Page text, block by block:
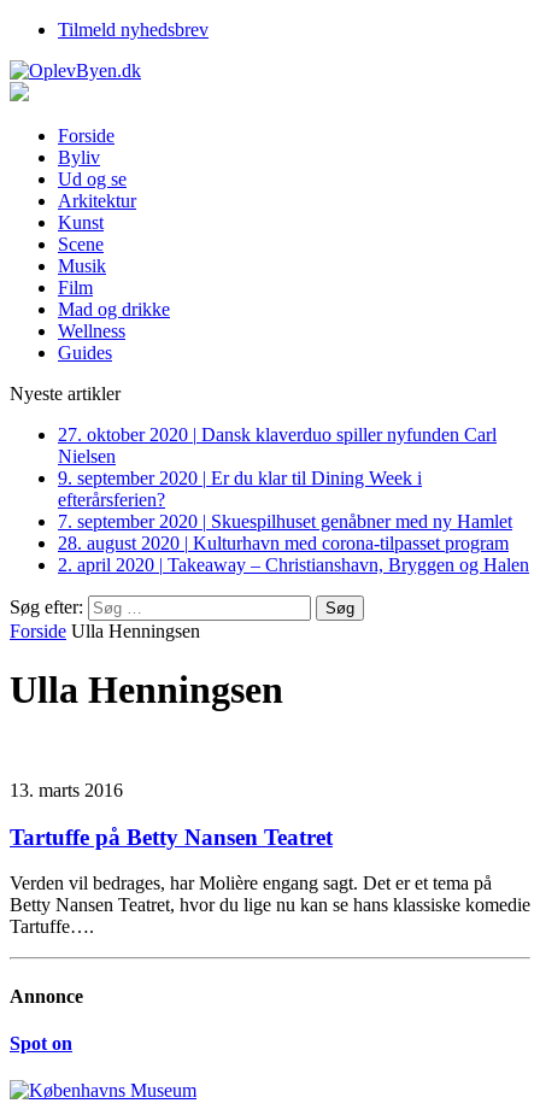
Tilmeld nyhedsbrev
Forside
Byliv
Ud og se
Arkitektur
Kunst
Scene
Musik
Film
Mad og drikke
Wellness
Guides
Nyeste artikler
27. oktober 2020 | Dansk klaverduo spiller nyfunden Carl
Nielsen
9. september 2020 | Er du klar til Dining Week i
efterårsferien?
7. september 2020 | Skuespilhuset genåbner med ny Hamlet
28. august 2020 | Kulturhavn med corona-tilpasset program
2. april 2020 | Takeaway – Christianshavn, Bryggen og Halen
Søg efter:
Forside Ulla Henningsen
Ulla Henningsen
13. marts 2016
Tartuffe på Betty Nansen Teatret
Verden vil bedrages, har Molière engang sagt. Det er et tema på
Betty Nansen Teatret, hvor du lige nu kan se hans klassiske komedie
Tartuffe….
Annonce
Spot on